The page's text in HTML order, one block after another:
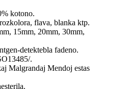
kotono.
flava, blanka ktp.
15mm, 20mm, 30mm,
detektebla fadeno.
.
Malgrandaj Mendoj estas